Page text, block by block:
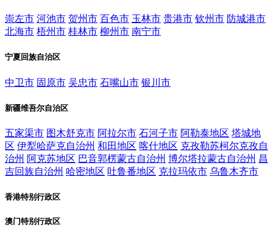
崇左市 河池市 贺州市 百色市 玉林市 贵港市 钦州市 防城港市
北海市 梧州市 桂林市 柳州市 南宁市
宁夏回族自治区
中卫市 固原市 吴忠市 石嘴山市 银川市
新疆维吾尔自治区
五家渠市 图木舒克市 阿拉尔市 石河子市 阿勒泰地区 塔城地
区 伊犁哈萨克自治州 和田地区 喀什地区 克孜勒苏柯尔克孜自
治州 阿克苏地区 巴音郭楞蒙古自治州 博尔塔拉蒙古自治州 昌
吉回族自治州 哈密地区 吐鲁番地区 克拉玛依市 乌鲁木齐市
香港特别行政区
澳门特别行政区